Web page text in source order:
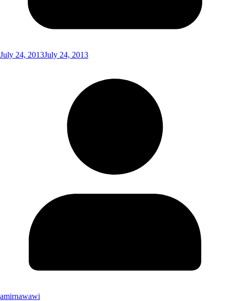
July 24, 2013July 24, 2013
amirnawawi